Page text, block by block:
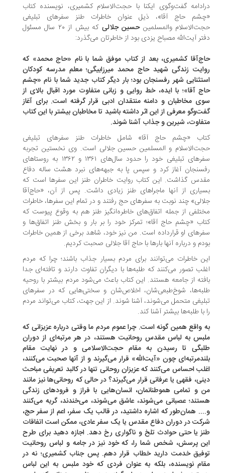
گفت‌وگوی ایکنا با حجت‌الاسلام کشمیری، نویسنده کتاب
حاج آقا»، ذیل عنوان خاطرات طنز سفرهای تبلیغی
والمسلمینحسین جلالی
که بیش از ۲۰ سال مسئول
آیت‌الله مصباح یزدی بود از خاطرتان می‌گذرد:
کشمیری، بعد از کتاب موفق شما با نام «حاج محمد» که
زندگی شهید حاج محمد میرزابیگی؛ معلم مدرسه کودکان
شهر رفسنجان بود؛ بار دیگر کتاب جدید شما با نام «چشم
آقا»؛ با ایده، خط روایی و زبانی متفاوت مورد اقبال بالای از
مخاطبان و دامنه منتقدان ادبی قرار گرفته است. برای آغاز
معرفی از این اثر داشته باشید تا مخاطبان بیشتر با این کتاب
شیرین و جذاب آشنا شوند.
«چشم حاج آقا» شامل خاطرات طنز سفرهای تبلیغی
و المسلمین حسین جلالی است. وی نخستین تجربه
سفرهای تبلیغی خود را حدود سال‌های ۱۳۶۱ و ۱۳۶۲ به روستاهای
آغاز کرد و سپس پا به جبهه‌های نبرد هشت ساله دفاع
گذاشت. این کتاب روایت خاطران طنز این سفرها است که
از آنها ماجراهای طنز زیادی داشت. پس از آن، «حاج‌آقا
چند نوبت به سفرهای حج رفتند و در تمام این سفرها، خاطرات
از جمله اتفاق‌های خاطره‌انگیز طنز هم به وقوع پیوست که
«چشم حاج آقا»؛ تمرکز خود را بر بار و بخش طنز اتفاق‌ها و
او قرارداده است. من نیز خود، شاهد برخی از همین خاطرات
و درباره آنها بارها با حاج‌ آقا جلالی صحبت کردیم.
خاطرات می‌توانند برای مردم بسیار جذاب باشند؛ چرا که مردم
تصور می‌کنند که طلبه‌ها با دیگران تفاوت دارند و تافته‌ای جدا
از جامعه هستند. این کتاب باعث می‌شود مردم بیشتر با روحیه
شوخ‌طبعی‌شان، اخلاص‌شان و سختی‌هایی که در سفرهای
متحمل می‌شوند، آشنا شوند. از این جهت، کتاب می‌تواند مردم
با طلبه‌ها بیشتر آشنا کند.
واقع همین گونه است. چرا عموم مردم ما وقتی درباره عزیزانی که
به لباس مقدس روحانیت هستند، در هر مرتبه‌ای از دوران
تا رسیدن به مقام حجت‌الاسلامی و در نهایت مقام
چون «آیت‌الله» قرار می‌گیرند و از آنها صحبت می‌کنند،
احساس می‌کنند که عزیزان روحانی تنها در کالبد تعریفی مباحث
فقهی یا عرفانی قرار می‌گیرند؟ در حالی که روحانی‌ها نیز مانند
و تمامی هموطنانمان، انسان‌هایی با فراز و فرودهای زندگی
عصبانی می‌شوند، عاشق می‌شوند، می‌خندند، گریه می‌کنند
همان‌طور که اشاره داشتید، در قالب یک سفر، اعم از سفر حج،
در دوران دفاع مقدس یا یک سفر عادی، ممکن است اتفاقات
یا حتی حوادث تلخ و ناگواری رخ دهد. اجازه دهید برای طرح
پرسش، شخص شما را، که خود نیز در جامه و لباس روحانیت
خدمت دارید خطاب قرار دهم. پس جناب کشمیری؛ نه در
نویسنده، بلکه به عنوان فردی که خود ملبس به این لباس